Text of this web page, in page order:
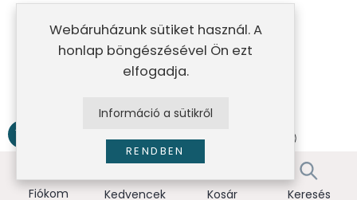
Általános szerződési feltételek
Impresszum
Adatvédelmi nyilatkozat
Fiókom Kedvencek Kosár Keresés
Webáruházunk sütiket használ. A
honlap böngészésével Ön ezt
elfogadja.
Információ a sütikről
RENDBEN